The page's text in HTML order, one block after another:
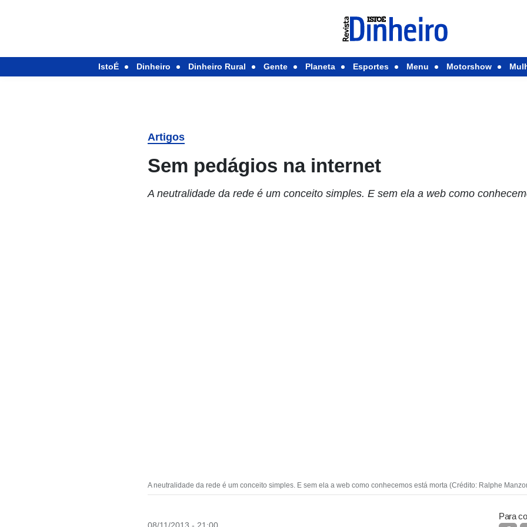
IstoÉ Dinheiro Dinheiro Rural Gente Planeta Esportes Menu Motorshow
Artigos
Sem pedágios na internet
A neutralidade da rede é um conceito simples. E sem ela a web como
A neutralidade da rede é um conceito simples. E sem ela a web como conhecemos está morta (Crédito: Ralphe
08/11/2013 - 21:00
Para